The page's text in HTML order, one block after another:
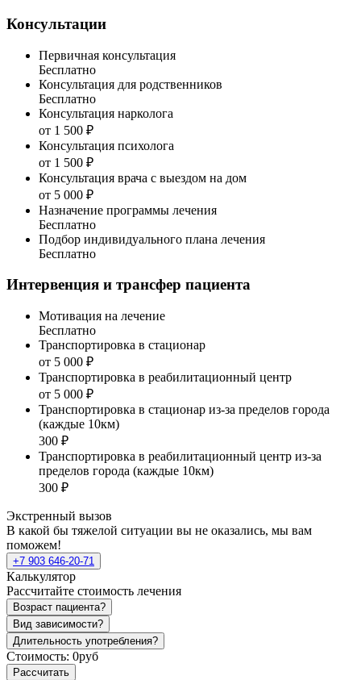
Консультации
Первичная консультация
Бесплатно
Консультация для родственников
Бесплатно
Консультация нарколога
от 1 500 ₽
Консультация психолога
от 1 500 ₽
Консультация врача с выездом на дом
от 5 000 ₽
Назначение программы лечения
Бесплатно
Подбор индивидуального плана лечения
Бесплатно
Интервенция и трансфер пациента
Мотивация на лечение
Бесплатно
Транспортировка в стационар
от 5 000 ₽
Транспортировка в реабилитационный центр
от 5 000 ₽
Транспортировка в стационар из-за пределов города
(каждые 10км)
300 ₽
Транспортировка в реабилитационный центр из-за
пределов города (каждые 10км)
300 ₽
Экстренный вызов
В какой бы тяжелой ситуации вы не оказались, мы вам
поможем!
+7 903 646-20-71
Калькулятор
Рассчитайте стоимость лечения
Возраст пациента?
Вид зависимости?
Длительность употребления?
Стоимость: 0руб
Рассчитать